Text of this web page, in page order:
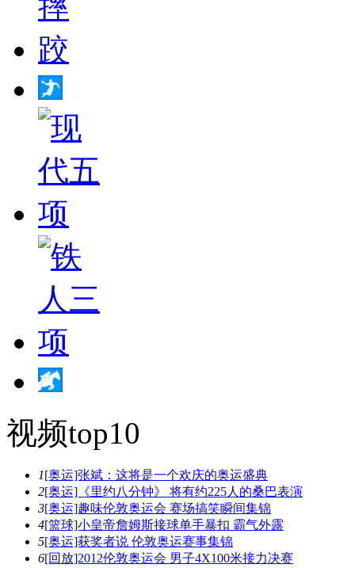
视频top10
1[奥运]张斌：这将是一个欢庆的奥运盛典
2[奥运]《里约八分钟》 将有约225人的桑巴表演
3[奥运]趣味伦敦奥运会 赛场搞笑瞬间集锦
4[篮球]小皇帝詹姆斯接球单手暴扣 霸气外露
5[奥运]获奖者说 伦敦奥运赛事集锦
6[回放]2012伦敦奥运会 男子4X100米接力决赛